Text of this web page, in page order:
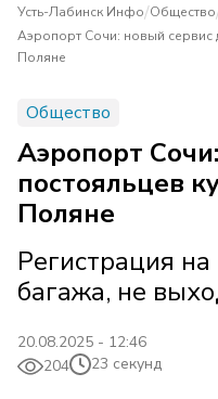
Усть-Лабинск Инфо/Общество
Аэропорт Сочи: новый сервис
Поляне
Общество
Аэропорт
постояльцев
Поляне
Регистрация
багажа, не
20.08.2025 - 12:46
204
23 секунд